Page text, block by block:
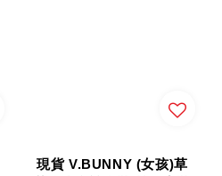
現貨 V.BUNNY (女孩)草